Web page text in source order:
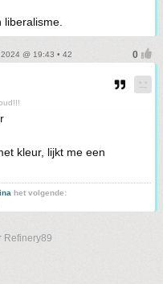
@ 19:43 • 42
kleur, lijkt me een
het volgende:
Refinery89